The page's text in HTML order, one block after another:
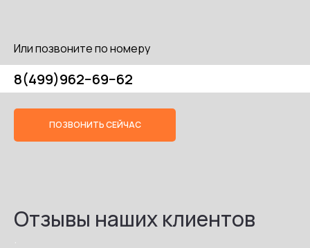
Или позвоните по номеру
8(499)962−69−62
ПОЗВОНИТЬ СЕЙЧАС
Отзывы наших клиентов
.